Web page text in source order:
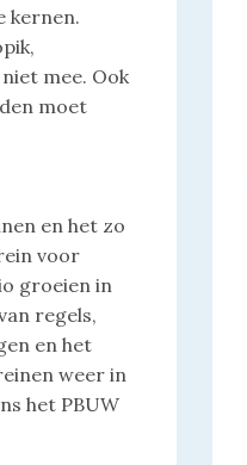
kernen.
mee. Ook
moet
en het zo
voor
groeien in
regels,
en het
weer in
het PBUW